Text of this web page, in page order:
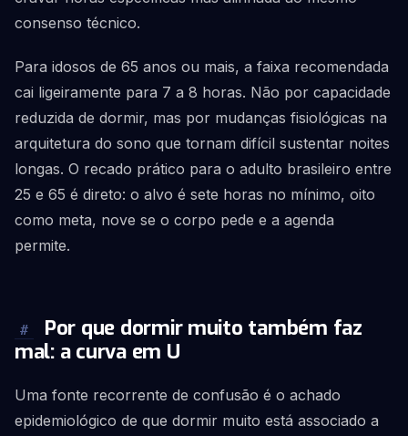
consenso técnico.
Para idosos de 65 anos ou mais, a faixa recomendada
cai ligeiramente para 7 a 8 horas. Não por capacidade
reduzida de dormir, mas por mudanças fisiológicas na
arquitetura do sono que tornam difícil sustentar noites
longas. O recado prático para o adulto brasileiro entre
25 e 65 é direto: o alvo é sete horas no mínimo, oito
como meta, nove se o corpo pede e a agenda
permite.
#
Por que dormir muito também faz
mal: a curva em U
Uma fonte recorrente de confusão é o achado
epidemiológico de que dormir muito está associado a